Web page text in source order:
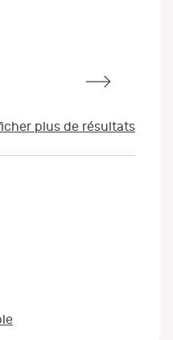
plus de résultats